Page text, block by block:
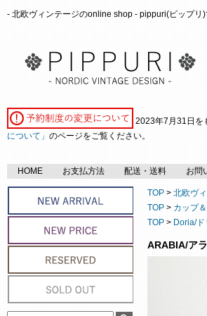
- 北欧ヴィンテージのonline shop - pippuri(ピップリ)
2023年7月31日を
について」 のページをご覧ください。
HOME お支払方法 配送・送料 お問
TOP > 北欧ヴ
TOP > カップ
TOP > Doria/ド
ARABIA/ア